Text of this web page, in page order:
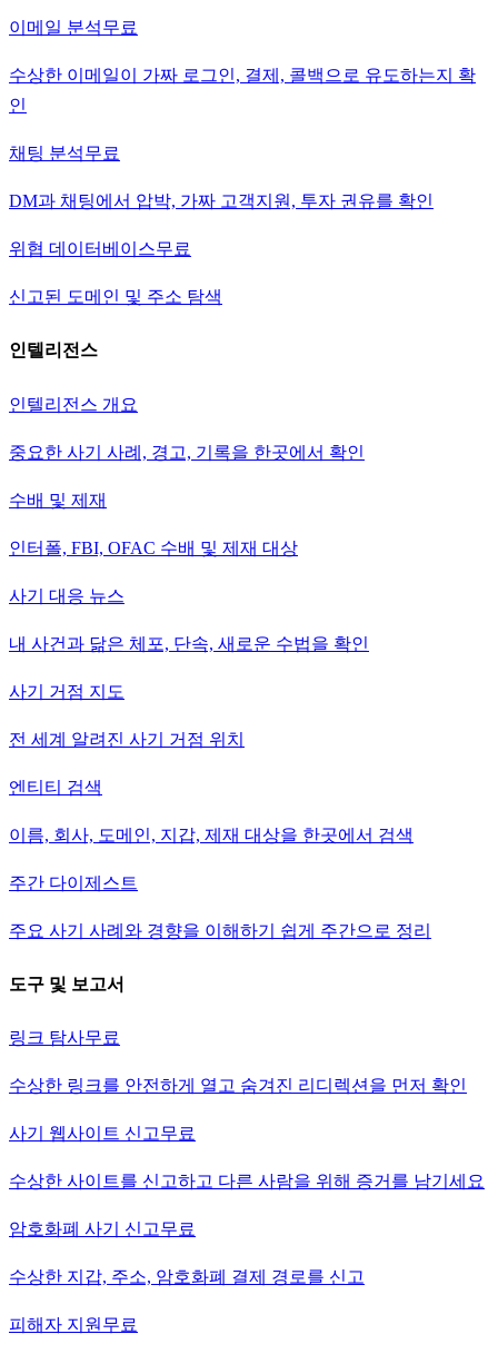
이메일 분석무료
수상한 이메일이 가짜 로그인, 결제, 콜백으로 유도하는지 확
인
채팅 분석무료
DM과 채팅에서 압박, 가짜 고객지원, 투자 권유를 확인
위협 데이터베이스무료
신고된 도메인 및 주소 탐색
인텔리전스
인텔리전스 개요
중요한 사기 사례, 경고, 기록을 한곳에서 확인
수배 및 제재
인터폴, FBI, OFAC 수배 및 제재 대상
사기 대응 뉴스
내 사건과 닮은 체포, 단속, 새로운 수법을 확인
사기 거점 지도
전 세계 알려진 사기 거점 위치
엔티티 검색
이름, 회사, 도메인, 지갑, 제재 대상을 한곳에서 검색
주간 다이제스트
주요 사기 사례와 경향을 이해하기 쉽게 주간으로 정리
도구 및 보고서
링크 탐사무료
수상한 링크를 안전하게 열고 숨겨진 리디렉션을 먼저 확인
사기 웹사이트 신고무료
수상한 사이트를 신고하고 다른 사람을 위해 증거를 남기세요
암호화폐 사기 신고무료
수상한 지갑, 주소, 암호화폐 결제 경로를 신고
피해자 지원 무료